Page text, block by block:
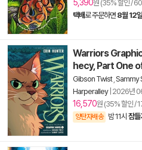
5,390원 (35% 할인 /
택배로 주문하면 8월 12
Warriors
hecy, Part One
Gibson Twist, Sammy
Harperalley| 2026년
16,570원 (35% 할인 /
양탄자배송 밤 11시 잠들